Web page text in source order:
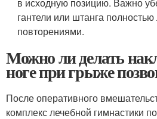
в исходную позицию. Важно
гантели или штанга
повторениями.
Можно ли делать
ноге при грыже
После оперативного
комплекс лечебной гимнастики